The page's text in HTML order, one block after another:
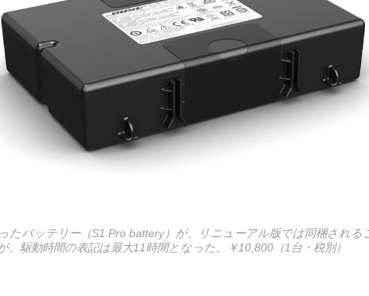
たバッテリー（S1 Pro battery）が、リニューアル版では同梱される
、駆動時間の表記は最大11時間となった。￥10,800（1台・税別）